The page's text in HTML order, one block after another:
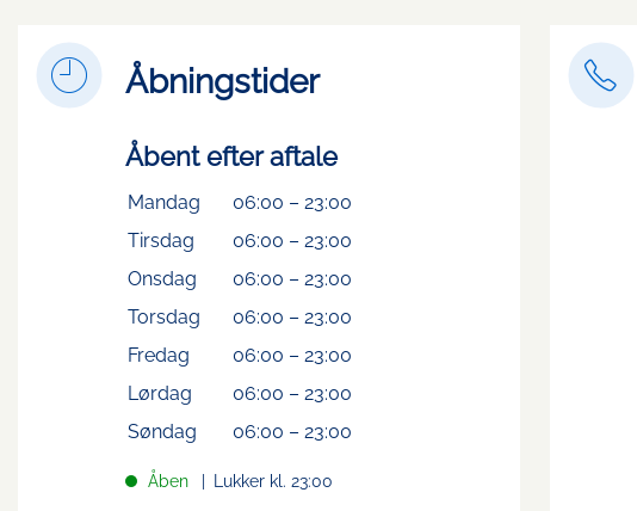
Åbningstider
Åbent efter aftale
Mandag 06:00 – 23:00
Tirsdag
06:00 – 23:00
Onsdag
06:00 – 23:00
Torsdag
06:00 – 23:00
Fredag
06:00 – 23:00
Lørdag
06:00 – 23:00
Søndag
06:00 – 23:00
Åben Lukker kl. 23:00